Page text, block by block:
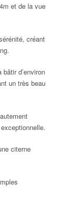
et de la vue
créant
d’environ
un très beau
citerne